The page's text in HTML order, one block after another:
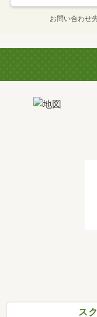
お問い合わせ
ス